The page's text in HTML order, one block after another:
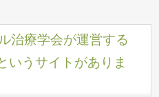
治療学会が運営する
いうサイトがありま